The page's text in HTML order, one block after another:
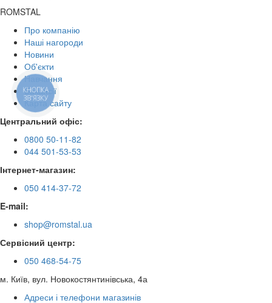
ROMSTAL
Про компанію
Наші нагороди
Новини
Об'єкти
Навчання
Вакансії
Карта сайту
Центральний офіс:
0800 50-11-82
044 501-53-53
Інтернет-магазин:
050 414-37-72
E-mail:
shop@romstal.ua
Сервісний центр:
050 468-54-75
м. Київ, вул. Новокостянтинівська, 4а
Адреси і телефони магазинів
КНОПКА
ЗВ'ЯЗКУ